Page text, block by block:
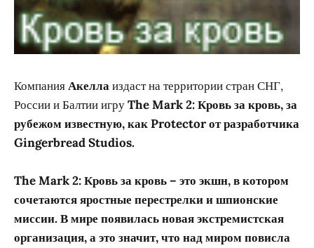
КомпанияАкеллаиздаст на территории стран СНГ,
России и Балтии игруThe Mark 2: Кровь за кровь, за
рубежом известную, как Protector от разработчика
Gingerbread Studios.
The Mark 2: Кровь за кровь– это экшн, в котором
сочетаются яростные перестрелки и шпионские
миссии. В мире появилась новая экстремистская
организация, а это значит, что над миром повисла